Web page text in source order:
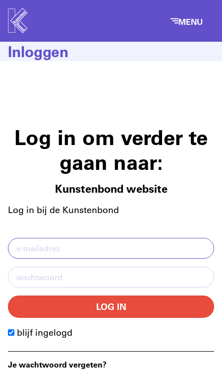
MENU
Inloggen
Log in om verder te
gaan naar:
Kunstenbond website
Log in bij de Kunstenbond
LOG IN
blijf ingelogd
Je wachtwoord vergeten?